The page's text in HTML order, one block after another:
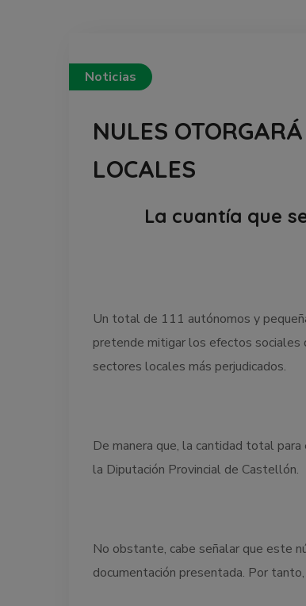
Noticias
NULES
LOCALES
La cuantía que
Un total de 111 autónomos y
pretende mitigar los efectos sociales
sectores locales más perjudicados.
De manera que, la cantidad total
la Diputación Provincial de Castellón.
No obstante, cabe señalar que este
documentación presentada. Por